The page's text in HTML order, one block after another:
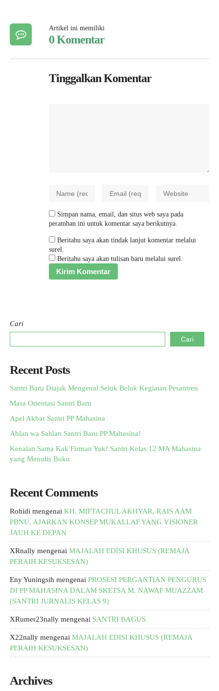
Artikel ini memiliki
0 Komentar
Tinggalkan Komentar
Simpan nama, email, dan situs web saya pada
peramban ini untuk komentar saya berikutnya.
Beritahu saya akan tindak lanjut komentar melalui
surel.
Beritahu saya akan tulisan baru melalui surel.
Cari
Cari
Recent Posts
Santri Baru Diajak Mengenal Seluk Beluk Kegiatan Pesantren
Masa Orientasi Santri Baru
Apel Akbar Santri PP Mahasina
Ahlan wa Sahlan Santri Baru PP Mahasina!
Kenalan Sama Kak Firman Yuk! Santri Kelas 12 MA Mahasina
yang Menulis Buku
Recent Comments
Rohidi mengenai KH. MIFTACHUL AKHYAR, RAIS AAM
PBNU, AJARKAN KONSEP MUKALLAF YANG VISIONER
JAUH KE DEPAN
XRnally mengenai MAJALAH EDISI KHUSUS (REMAJA
PERAIH KESUKSESAN)
Eny Yuningsih mengenai PROSESI PERGANTIAN PENGURUS
DI PP MAHASINA DALAM SKETSA M. NAWAF MUAZZAM
(SANTRI JURNALIS KELAS 9)
XRumer23nally mengenai SANTRI BAGUS
X22nally mengenai MAJALAH EDISI KHUSUS (REMAJA
PERAIH KESUKSESAN)
Archives